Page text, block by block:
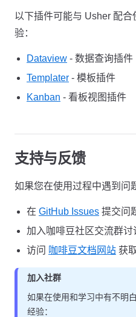
以下插件可能与 Usher 配
验：
Dataview - 数据查询插件
Templater - 模板插件
Kanban - 看板视图插件
支持与反馈
如果您在使用过程中遇到问
在 GitHub Issues 提交问
加入咖啡豆社区交流群讨
访问 咖啡豆文档网站 获
加入社群
如果在使用和学习中有不明
经验：